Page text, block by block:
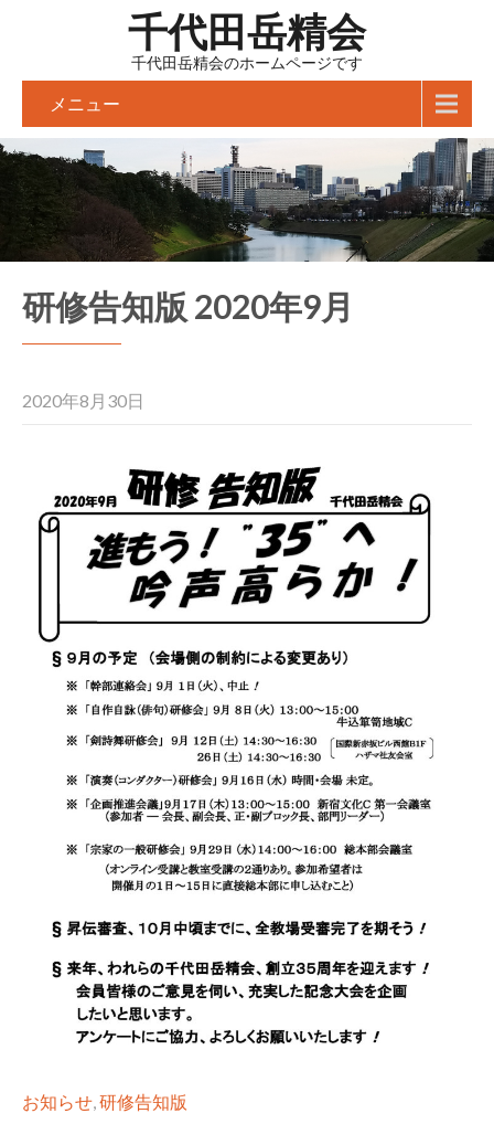
千代田岳精会
千代田岳精会のホームページです
メニュー
研修告知版 2020年9月
2020年8月30日
お知らせ,研修告知版